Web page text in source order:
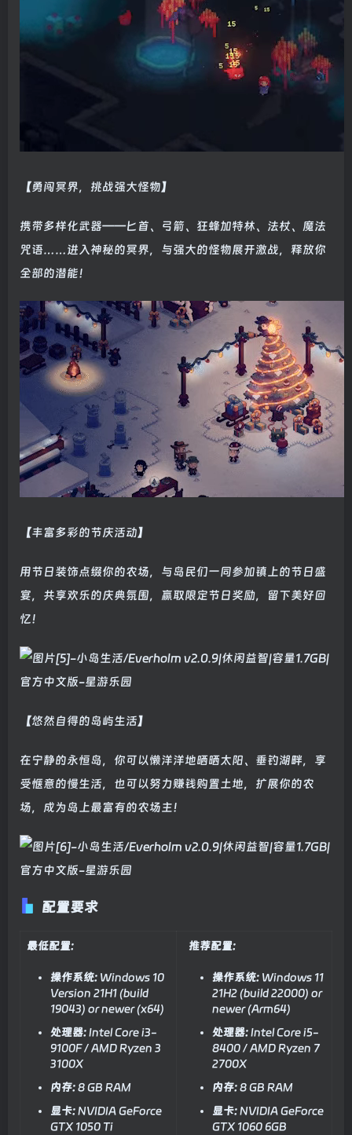
【勇闯冥界，挑战强大怪物】
携带多样化武器——匕首、弓箭、狂蜂加特林、法杖、魔法
咒语……进入神秘的冥界，与强大的怪物展开激战，释放你
全部的潜能！
【丰富多彩的节庆活动】
用节日装饰点缀你的农场，与岛民们一同参加镇上的节日盛
宴，共享欢乐的庆典氛围，赢取限定节日奖励，留下美好回
忆！
【悠然自得的岛屿生活】
在宁静的永恒岛，你可以懒洋洋地晒晒太阳、垂钓湖畔，享
受惬意的慢生活，也可以努力赚钱购置土地，扩展你的农
场，成为岛上最富有的农场主！
配置要求
最低配置:
操作系统: Windows 10
Version 21H1 (build
19043) or newer (x64)
处理器:Intel Core i3-
9100F / AMD Ryzen 3
3100X
内存:8 GB RAM
显卡:NVIDIA GeForce
GTX 1050 Ti
推荐配置:
操作系统: Windows 11
21H2 (build 22000) or
newer (Arm64)
处理器:Intel Core i5-
8400 / AMD Ryzen 7
2700X
内存:8 GB RAM
显卡:NVIDIA GeForce
GTX 1060 6GB